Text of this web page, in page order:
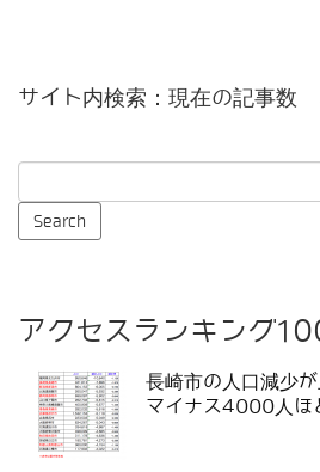
サイト内検索：現在の記事
アクセスランキング
長崎市の人口減少
マイナス4000人ほ